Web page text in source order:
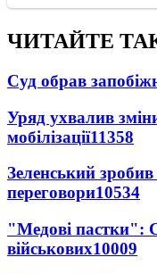
ЧИТАЙТЕ
Суд обрав
Уряд ухвалив
мобілізації11358
Зеленський
переговори10534
"Медові пастки":
військових10009